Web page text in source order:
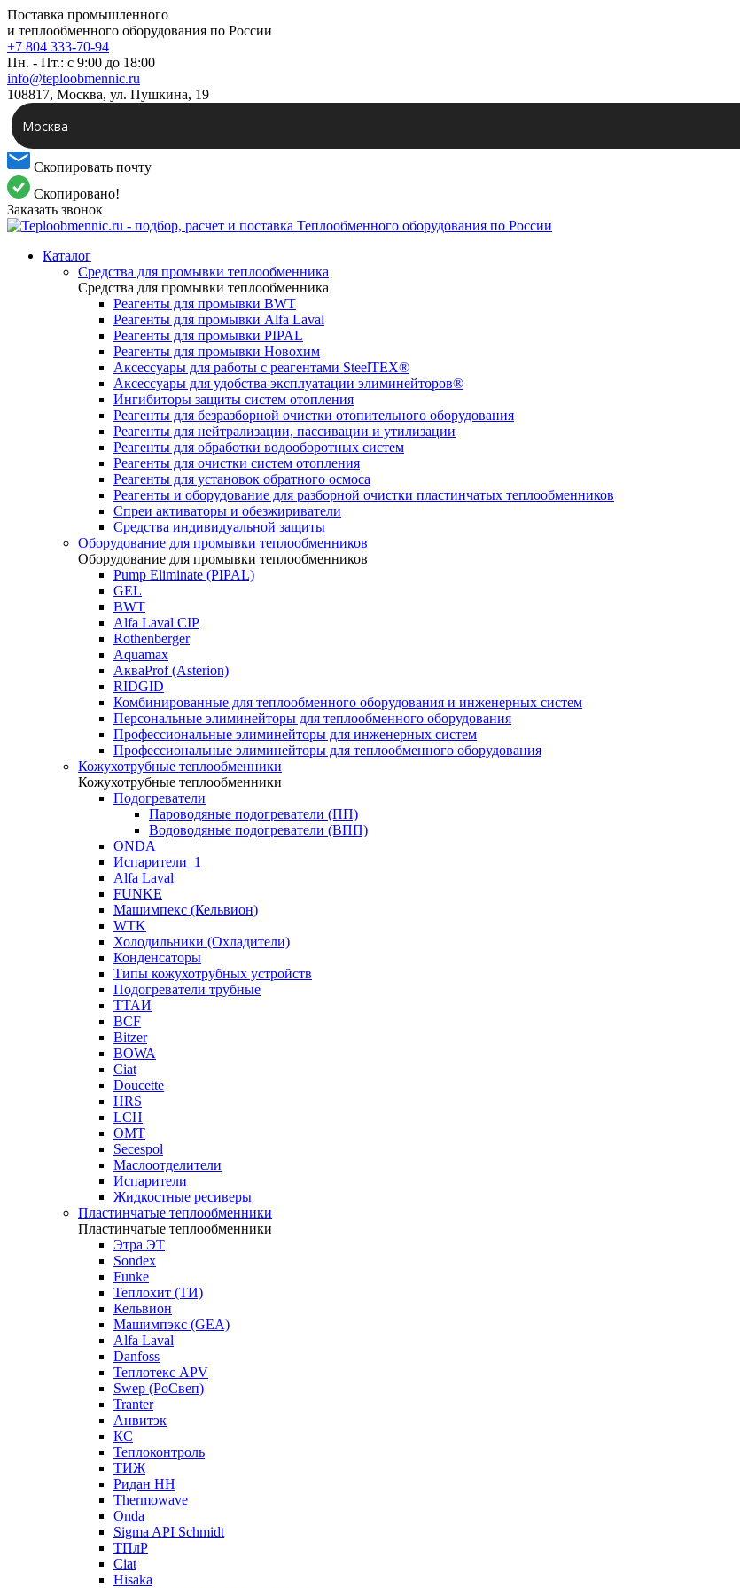
Поставка промышленного
и теплообменного оборудования по России
+7 804 333-70-94
Пн. - Пт.: с 9:00 до 18:00
info@teploobmennic.ru
108817, Москва, ул. Пушкина, 19
Москва
Скопировать почту
Скопировано!
Заказать звонок
Каталог
Средства для промывки теплообменника
Средства для промывки теплообменника
Реагенты для промывки BWT
Реагенты для промывки Alfa Laval
Реагенты для промывки PIPAL
Реагенты для промывки Новохим
Аксессуары для работы с реагентами SteelTEX®
Аксессуары для удобства эксплуатации элиминейторов®
Ингибиторы защиты систем отопления
Реагенты для безразборной очистки отопительного оборудования
Реагенты для нейтрализации, пассивации и утилизации
Реагенты для обработки водооборотных систем
Реагенты для очистки систем отопления
Реагенты для установок обратного осмоса
Реагенты и оборудование для разборной очистки пластинчатых теплообменников
Спреи активаторы и обезжириватели
Средства индивидуальной защиты
Оборудование для промывки теплообменников
Оборудование для промывки теплообменников
Pump Eliminate (PIPAL)
GEL
BWT
Alfa Laval CIP
Rothenberger
Aquamax
АкваProf (Asterion)
RIDGID
Комбинированные для теплообменного оборудования и инженерных систем
Персональные элиминейторы для теплообменного оборудования
Профессиональные элиминейторы для инженерных систем
Профессиональные элиминейторы для теплообменного оборудования
Кожухотрубные теплообменники
Кожухотрубные теплообменники
Подогреватели
Пароводяные подогреватели (ПП)
Водоводяные подогреватели (ВПП)
ONDA
Испарители_1
Alfa Laval
FUNKE
Машимпекс (Кельвион)
WTK
Холодильники (Охладители)
Конденсаторы
Типы кожухотрубных устройств
Подогреватели трубные
ТТАИ
BCF
Bitzer
BOWA
Ciat
Doucette
HRS
LCH
OMT
Secespol
Маслоотделители
Испарители
Жидкостные ресиверы
Пластинчатые теплообменники
Пластинчатые теплообменники
Этра ЭТ
Sondex
Funke
Теплохит (ТИ)
Кельвион
Машимпэкс (GEA)
Alfa Laval
Danfoss
Теплотекс APV
Swep (РоСвеп)
Tranter
Анвитэк
КС
Теплоконтроль
ТИЖ
Ридан НН
Thermowave
Onda
Sigma API Schmidt
ТПлР
Ciat
Hisaka